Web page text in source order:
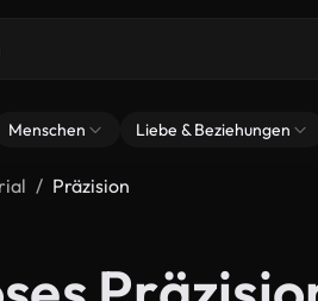
Menschen Liebe & Beziehungen
Präzision